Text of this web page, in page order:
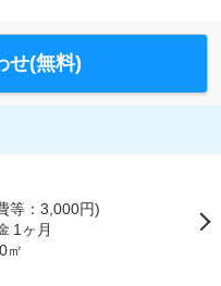
せ(無料)
等：3,000円)
1ヶ月
㎡